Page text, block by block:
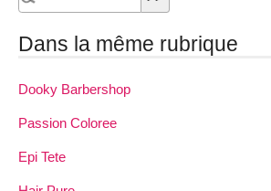
Dans la même rubrique
Dooky Barbershop
Passion Coloree
Epi Tete